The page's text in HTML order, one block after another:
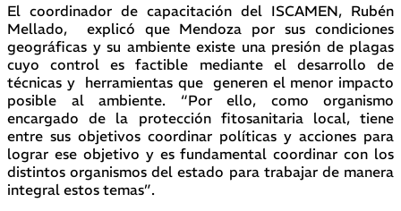
El coordinador de capacitación del ISCAMEN, Rubén
Mellado, explicó que Mendoza por sus condiciones
geográficas y su ambiente existe una presión de plagas
cuyo control es factible mediante el desarrollo de
técnicas y herramientas que generen el menor impacto
posible al ambiente. “Por ello, como organismo
encargado de la protección fitosanitaria local, tiene
entre sus objetivos coordinar políticas y acciones para
lograr ese objetivo y es fundamental coordinar con los
distintos organismos del estado para trabajar de manera
integral estos temas”.